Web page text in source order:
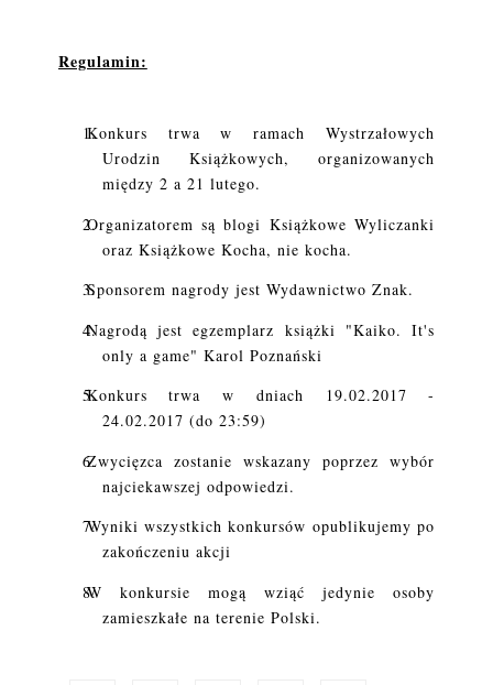
Regulamin:
Konkurs trwa w ramach Wystrzałowych
Urodzin Książkowych, organizowanych
między 2 a 21 lutego.
Organizatorem są blogi Książkowe Wyliczanki
oraz Książkowe Kocha, nie kocha.
Sponsorem nagrody jest Wydawnictwo Znak.
Nagrodą jest egzemplarz książki "Kaiko. It's
only a game" Karol Poznański
Konkurs trwa w dniach 19.02.2017 -
24.02.2017 (do 23:59)
Zwycięzca zostanie wskazany poprzez wybór
najciekawszej odpowiedzi.
Wyniki wszystkich konkursów opublikujemy po
zakończeniu akcji
W konkursie mogą wziąć jedynie osoby
zamieszkałe na terenie Polski.